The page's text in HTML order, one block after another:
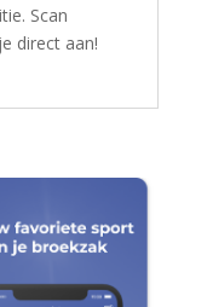
Scan
direct aan!